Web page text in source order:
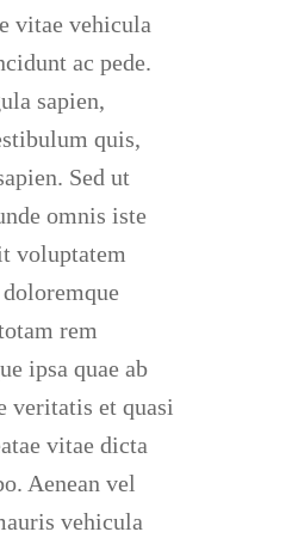
vitae vehicula
ac pede.
sapien,
quis,
Sed ut
omnis iste
voluptatem
rem
ipsa quae ab
veritatis et quasi
vitae dicta
Aenean vel
vehicula